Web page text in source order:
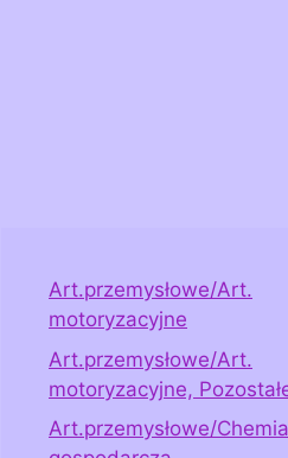
Art.przemysłowe/Art.
motoryzacyjne
Art.przemysłowe/Art.
motoryzacyjne,
Art.przemysłowe/Chemia